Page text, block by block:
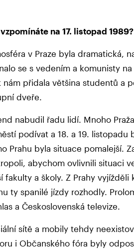
na 17. listopad 1989?
v Praze byla dramatická,
se s vedením a komunisty
nám přidala většina studentů a
dveře.
nabudil řadu lidí. Mnoho
podívat a 18. a 19.
Prahu byla situace pomalejší.
abychom ovlivnili situaci
fakulty a školy. Z Prahy
ty spanilé jízdy rozhodly.
a Československá televize.
sítě a mobily tehdy
i Občanského fóra byly